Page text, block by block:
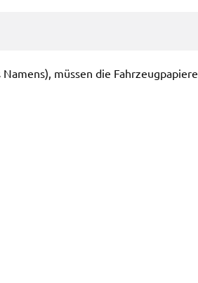
müssen die Fahr­zeug­pa­pie­re